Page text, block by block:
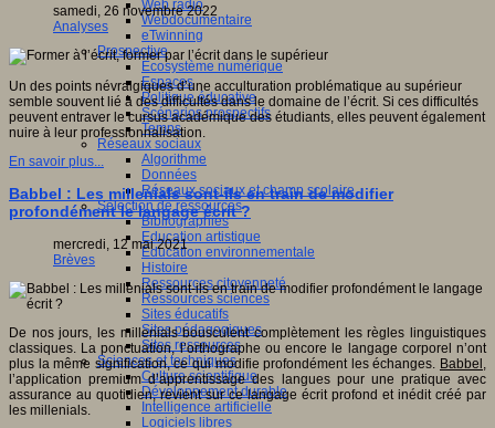
Web radio
Webdocumentaire
eTwinning
Prospective
Ecosystème numérique
Espaces
Politique éducative
Scénarios prospectifs
Temps
Réseaux sociaux
Algorithme
Données
Réseaux sociaux et champ scolaire
Sélection de ressources
Bibliographies
Education artistique
Education environnementale
Histoire
Ressources citoyenneté
Ressources sciences
Sites éducatifs
Sites pédagogiques
Sites ressources
Sciences et techniques
Culture scientifique
Développement durable
Intelligence artificielle
Logiciels libres
samedi, 26 novembre 2022
Analyses
Un des points névralgiques d’une acculturation problématique au supérieur
semble souvent lié à des difficultés dans le domaine de l’écrit. Si ces difficultés
peuvent entraver le cursus académique des étudiants, elles peuvent également
nuire à leur professionnalisation.
En savoir plus...
Babbel : Les millenials sont-ils en train de modifier
profondément le langage écrit ?
mercredi, 12 mai 2021
Brèves
De nos jours, les millenials bousculent complètement les règles linguistiques
classiques. La ponctuation, l’orthographe ou encore le langage corporel n’ont
plus la même signification, ce qui modifie profondément les échanges. Babbel
l’application premium d’apprentissage des langues pour une pratique avec
assurance au quotidien, revient sur ce langage écrit profond et inédit créé par
les millenials.